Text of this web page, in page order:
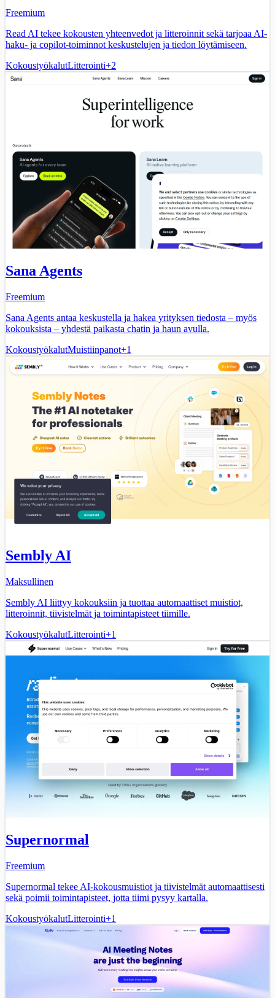
Freemium
Read AI tekee kokousten yhteenvedot ja litteroinnit sekä tarjoaa AI-
haku- ja copilot-toiminnot keskustelujen ja tiedon löytämiseen.
KokoustyökalutLitterointi+2
Sana Agents
Freemium
Sana Agents antaa keskustella ja hakea yrityksen tiedosta – myös
kokouksista – yhdestä paikasta chatin ja haun avulla.
KokoustyökalutMuistiinpanot+1
Sembly AI
Maksullinen
Sembly AI liittyy kokouksiin ja tuottaa automaattiset muistiot,
litteroinnit, tiivistelmät ja toimintapisteet tiimille.
KokoustyökalutLitterointi+1
Supernormal
Freemium
Supernormal tekee AI-kokousmuistiot ja tiivistelmät automaattisesti
sekä poimii toimintapisteet, jotta tiimi pysyy kartalla.
KokoustyökalutLitterointi+1